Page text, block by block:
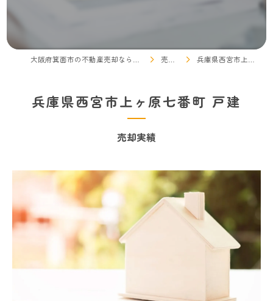
売却実績 兵庫県西宮市上ヶ原七番町 戸建
売却実績
兵庫県西宮市上ヶ原七番町 戸建